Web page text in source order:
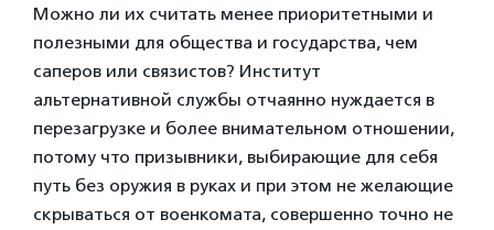
Можно ли их считать менее приоритетными и
полезными для общества и государства, чем
саперов или связистов? Институт
альтернативной службы отчаянно нуждается в
перезагрузке и более внимательном отношении,
потому что призывники, выбирающие для себя
путь без оружия в руках и при этом не желающие
скрываться от военкомата, совершенно точно не